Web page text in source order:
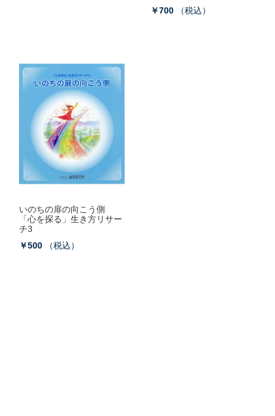
￥700
（税込）
いのちの扉の向こう側
「心を探る」生き方リサー
チ3
￥500
（税込）